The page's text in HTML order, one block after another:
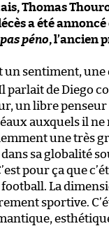
Thomas
a été
péno, l’ancien
un sentiment,
parlait de Diego
un libre penseur
auxquels il
une très
sa globalité
pour ça que
La
sportive.